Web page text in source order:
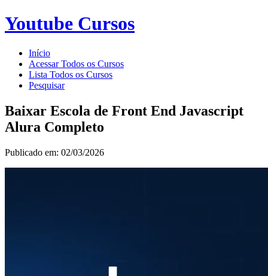
Youtube Cursos
Início
Acessar Todos os Cursos
Lista Todos os Cursos
Pesquisar
Baixar Escola de Front End Javascript
Alura Completo
Publicado em: 02/03/2026